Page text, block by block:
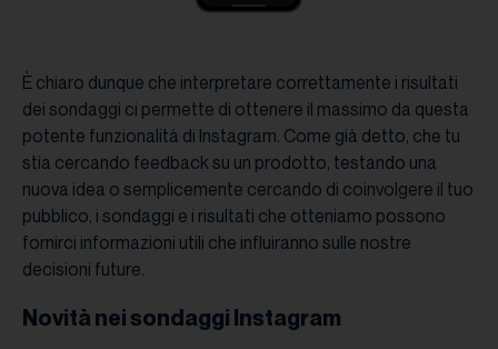
È chiaro dunque che interpretare correttamente i risultati
dei sondaggi ci permette di ottenere il massimo da questa
potente funzionalità di Instagram. Come già detto, che tu
stia cercando feedback su un prodotto, testando una
nuova idea o semplicemente cercando di coinvolgere il tuo
pubblico, i sondaggi e i risultati che otteniamo possono
fornirci informazioni utili che influiranno sulle nostre
decisioni future.
Novità nei sondaggi Instagram